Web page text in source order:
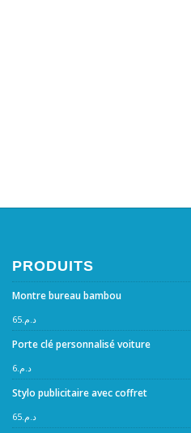
PRODUITS
Montre bureau bambou
د.م.65
Porte clé personnalisé voiture
د.م.6
Stylo publicitaire avec coffret
د.م.65